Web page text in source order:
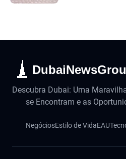
Descubra Dubai: Uma
se Encontram e as
NegóciosEstilo de VidaEAU